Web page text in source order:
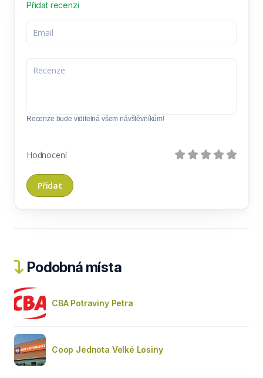
Přidat recenzi
Recenze bude viditelná všem návštěvníkům!
Hodnocení
Podobná místa
CBA Potraviny Petra
Coop Jednota Velké Losiny